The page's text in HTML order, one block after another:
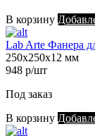
В корзину
Lab Arte Фанера
250х250х12 мм
948 р/шт
Под заказ
В корзину